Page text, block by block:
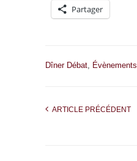
Partager
Dîner Débat, Évènements
ARTICLE PRÉCÉDENT